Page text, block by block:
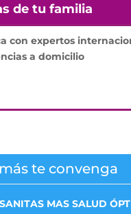
de tu familia
con expertos
a domicilio
te convenga
MAS SALUD